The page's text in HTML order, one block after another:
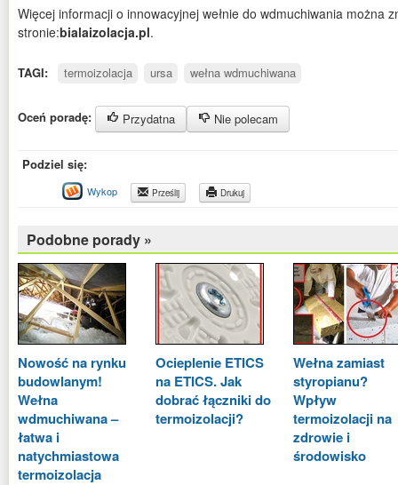
Więcej informacji o innowacyjnej wełnie do wdmuchiwania można
stronie:bialaizolacja.pl.
TAGI: termoizolacja ursa wełna wdmuchiwana
Oceń poradę: Przydatna Nie polecam
Podziel się:
Wykop Prześlij Drukuj
Podobne porady »
Nowość na rynku
budowlanym!
Wełna
wdmuchiwana –
łatwa i
natychmiastowa
termoizolacja
Ocieplenie ETICS
na ETICS. Jak
dobrać łączniki do
termoizolacji?
Wełna zamiast
styropianu?
Wpływ
termoizolacji na
zdrowie i
środowisko